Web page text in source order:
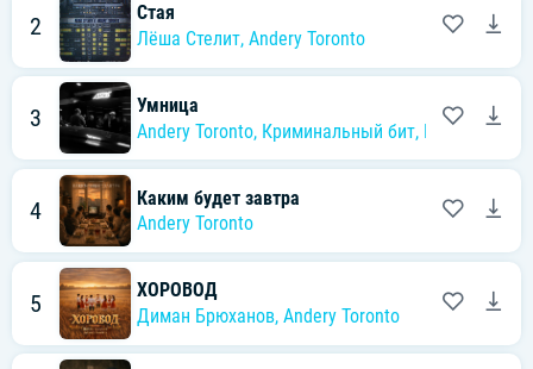
2
Стая
Лёша Стелит, Andery Toronto
3
Умница
Andery Toronto, Криминальный бит, MIROLYBOVA
4
Каким будет завтра
Andery Toronto
5
ХОРОВОД
Диман Брюханов, Andery Toronto